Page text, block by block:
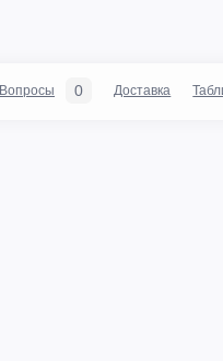
Вопросы 0 Доставка